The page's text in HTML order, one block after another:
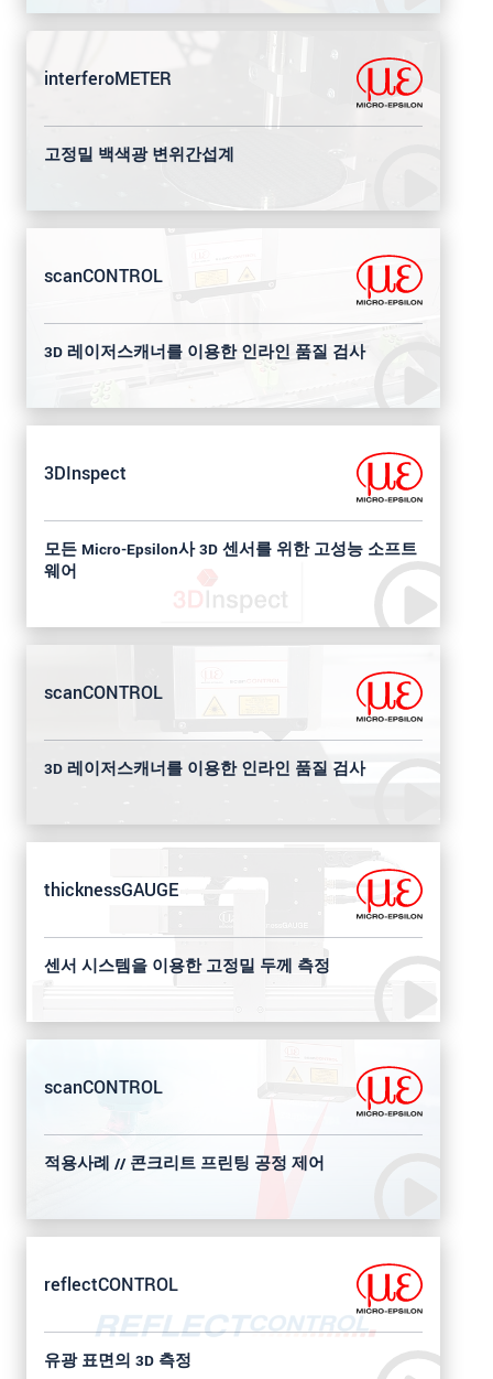
interferoMETER
고정밀 백색광 변위간섭계
scanCONTROL
3D 레이저스캐너를 이용한 인라인 품질 검사
3DInspect
모든 Micro-Epsilon사 3D 센서를 위한 고성능 소프트
웨어
scanCONTROL
3D 레이저스캐너를 이용한 인라인 품질 검사
thicknessGAUGE
센서 시스템을 이용한 고정밀 두께 측정
scanCONTROL
적용사례 // 콘크리트 프린팅 공정 제어
reflectCONTROL
유광 표면의 3D 측정